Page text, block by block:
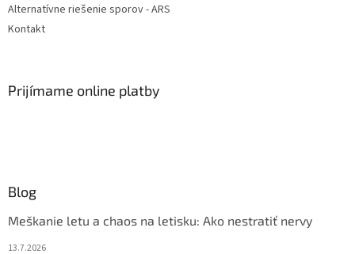
Alternatívne riešenie sporov - ARS
Kontakt
Prijímame online platby
Blog
Meškanie letu a chaos na letisku: Ako nestratiť nervy
13.7.2026